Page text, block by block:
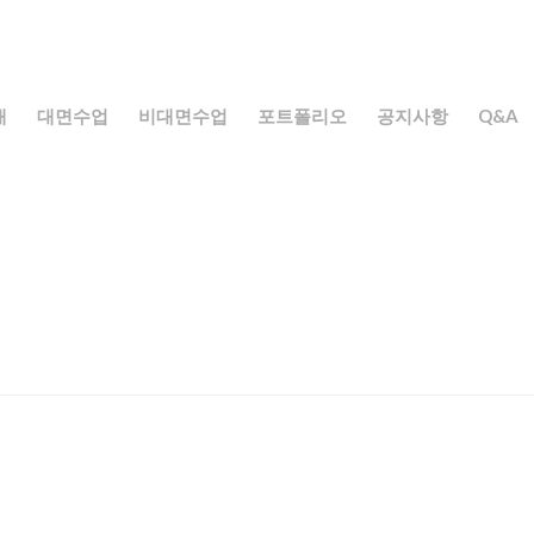
대면수업 비대면수업 포트폴리오 공지사항 Q&A